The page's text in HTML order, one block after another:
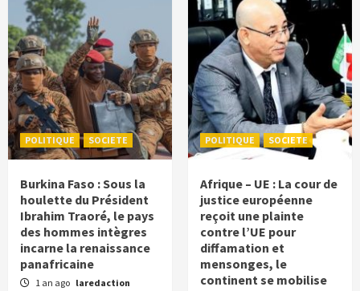
POLITIQUE SOCIETE
Burkina Faso : Sous la
houlette du Président
Ibrahim Traoré, le pays
des hommes intègres
incarne la renaissance
panafricaine
1 an ago laredaction
POLITIQUE SOCIETE
Afrique – UE : La cour de
justice européenne
reçoit une plainte
contre l’UE pour
diffamation et
mensonges, le
continent se mobilise